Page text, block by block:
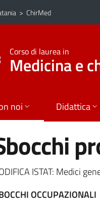
> ChirMed
Corso di laurea in
Medicina e
noi Didattica
ISTAT: Medici
OCCUPAZIONALI